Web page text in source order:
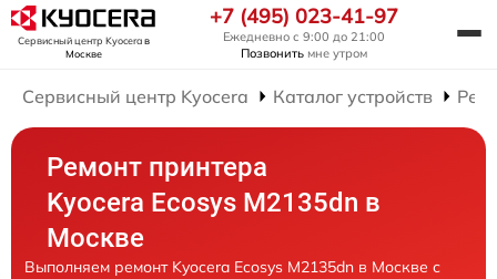
Сервисный центр Kyoceraв
Москве
+7 (495) 023-41-97
Ежедневно с 9:00 до 21:00
Позвонить мне утром
Сервисный центр Kyocera Каталог устройств
Ремонт принтера
Kyocera Ecosys M2135dn в
Москве
Выполняем ремонт Kyocera Ecosys M2135dn в Москве с